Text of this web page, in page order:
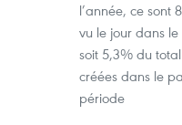
l’année, ce sont
vu le jour dans le
soit 5,3% du
créées dans le
période